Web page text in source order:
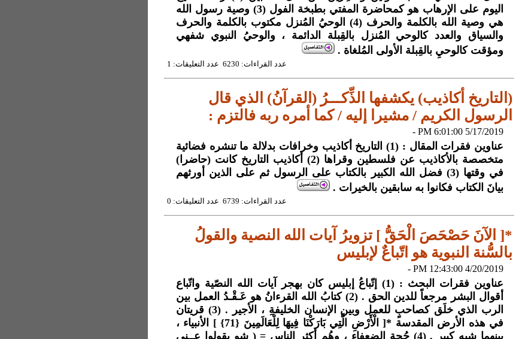
اليوم على الإرهاب هو كمحاضرة المفتي بطبخة الفول (3) وصية رسول الله
هي وصية الله بالكلمة والحرف (4) الوحيُ المُنزل مكتوب بالكلمة والحرف
والسياق والعدد كالوحي المُنزل بالقِبلة الدائمة ، والوحيُ النبوي شفهي
ومؤقت كالوحيِ بالقِبلة الأولى المُلغاة .
عدد القراءات: 6230 عدد التعليقات: 1
(التاريخ أكاذيب) يكشفها الذِّكـــرُ (القرآنُ) الذي قال
الرسول الكريم / مشيرا إليه / كما أمره ربه فالتزم :
5/17/2019 6:01:00 PM -
عناوين فقرات المقال : (1) التاريخ أكاذيب وخرافات بدلالة ما تنشره فضائية
متخصصة بالأكاذيب عن فلسطين وقراها (2) أكاذيب التاريخ كانت (حاضرا)
في وقتها (3) فضل الله الكبير بالكتاب على الرسول ثم على الذين أورثهم
بيانَ الكتاب فكانوا به سابقين بالخيرات .
عدد القراءات: 6739 عدد التعليقات: 0
*[ الآنَ حَصْحَصَ الْحَقُّ ] تزويرُ آيات الله النصية والقولُ
بالسُّنة النبوية هو اتّباعٌ لإبليس
4/20/2019 12:43:00 PM -
عناوين فقرات البحث : (1) إتّباعُ إبليس كان بهجر آيات الله النصّية واتّباع
أقوال البشر مرجعاً للدين الحق . (2) كتابُ الله القرءانُ هو عَـقْـدُ العمل بين
الرب الذي خلَق كصاحبٍ للعمل وبين الإنسان الخليفةِ ، الأجير . (3) قريتان
في هذه الأرض المقدسة *[ الْأَرْضِ الَّتِي بَارَكْنَا فِيهَا لِلْعَالَمِينَ {71} ] الأنبياء ،
بينهما شبه كبير . (4) حُجة الضعفاء ، وهُم أكثر الناس = ( شو بقولوا عــني